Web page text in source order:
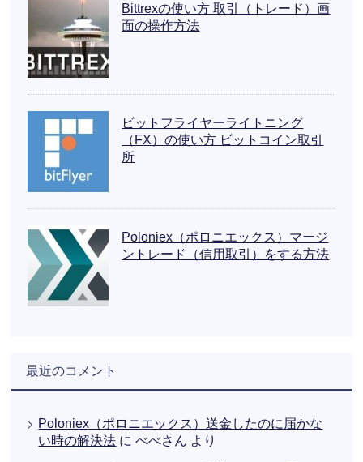
Bittrexの使い方 取引（トレード）画
面の操作方法
ビットフライヤーライトニング
（FX）の使い方 ビットコイン取引
所
Poloniex（ポロニエックス）マージ
ントレード（信用取引）をする方法
最近のコメント
Poloniex（ポロニエックス）送金したのに届かな
い時の解決法 にべべさん より